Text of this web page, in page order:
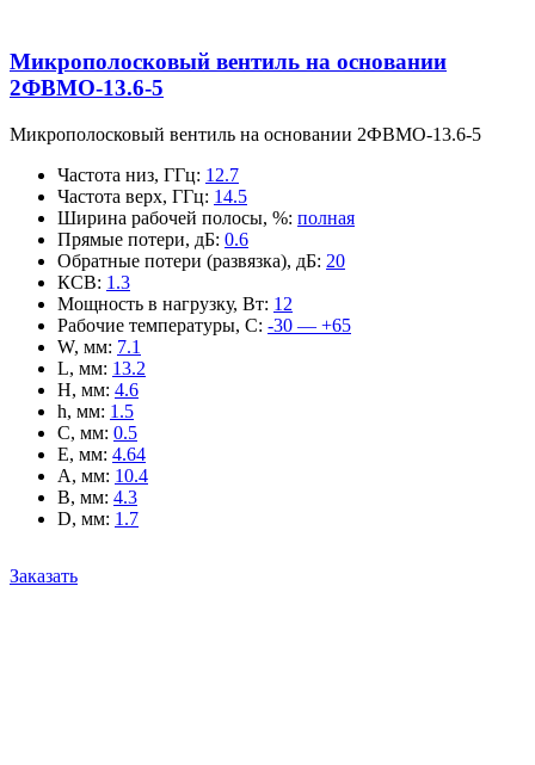
Микрополосковый вентиль на основании
2ФВМO-13.6-5
Микрополосковый вентиль на основании 2ФВМO-13.6-5
Частота низ, ГГц: 12.7
Частота верх, ГГц: 14.5
Ширина рабочей полосы, %: полная
Прямые потери, дБ: 0.6
Обратные потери (развязка), дБ: 20
КСВ: 1.3
Мощность в нагрузку, Вт: 12
Рабочие температуры, С: -30 — +65
W, мм: 7.1
L, мм: 13.2
H, мм: 4.6
h, мм: 1.5
C, мм: 0.5
E, мм: 4.64
A, мм: 10.4
B, мм: 4.3
D, мм: 1.7
Заказать